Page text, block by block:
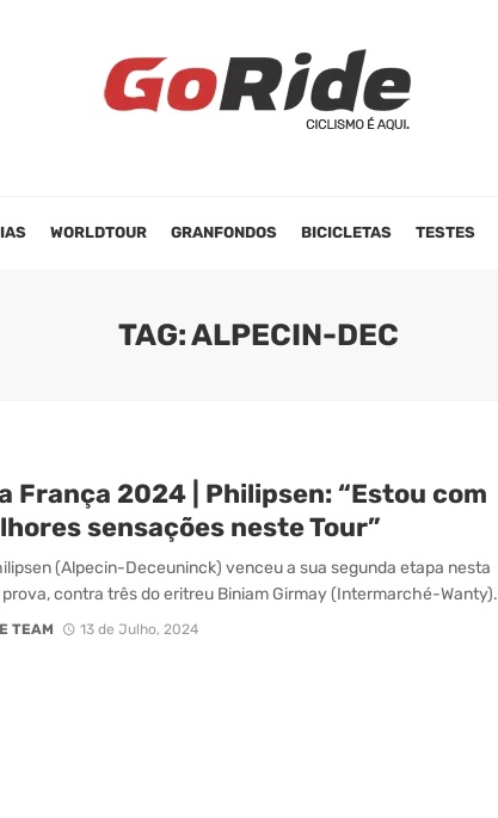
WORLDTOUR GRANFONDOS BICICLETAS TESTES
TAG: ALPECIN-DEC
França 2024 | Philipsen: “Estou com
sensações neste Tour”
(Alpecin-Deceuninck) venceu a sua segunda etapa nesta
contra três do eritreu Biniam Girmay (Intermarché-Wanty).
TEAM 13 de Julho, 2024